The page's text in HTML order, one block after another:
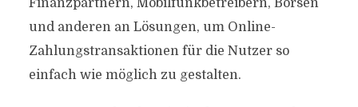
Finanzpartnern, Mobilfunkbetreibern, Börsen
und anderen an Lösungen, um Online-
Zahlungstransaktionen für die Nutzer so
einfach wie möglich zu gestalten.